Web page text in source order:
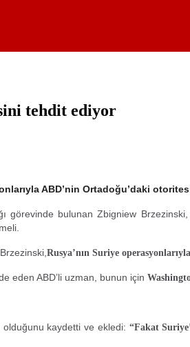
tehdit ediyor
ABD’nin Ortadoğu’daki
görevinde bulunan Zbigniew Brzezinski,
Rusya’nın Suriye
eden ABD’li uzman, bunun için
olduğunu kaydetti ve ekledi: “Fakat